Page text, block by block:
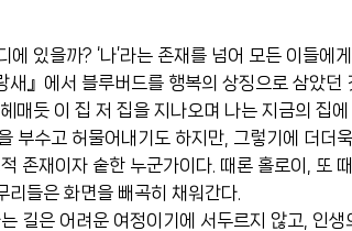
에 있을까? ‘나’라는 존재를 넘어 모든 이들에
』에서 블루버드를 행복의 상징으로 삼았던
매듯 이 집 저 집을 지나오며 나는 지금의 집
부수고 허물어내기도 하지만, 그렇기에 더더
존재이자 숱한 누군가이다. 때론 홀로이, 또
들은 화면을 빼곡히 채워간다.
길은 어려운 여정이기에 서두르지 않고, 인